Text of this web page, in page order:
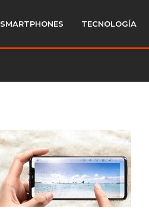
SMARTPHONES TECNOLOGÍA